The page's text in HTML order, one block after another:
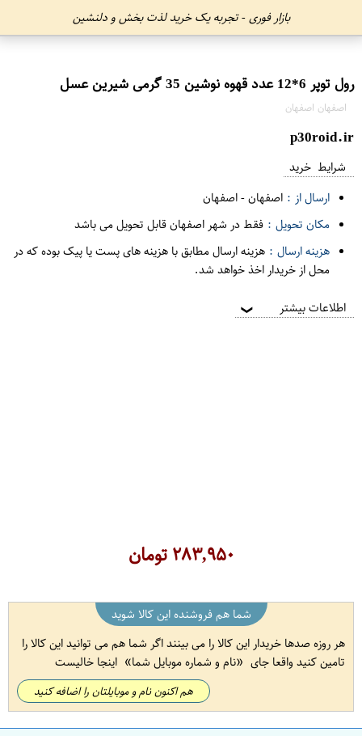
بازار فوری - تجربه یک خرید لذت بخش و دلنشین
رول توپر 6*12 عدد قهوه نوشین 35 گرمی شیرین عسل
اصفهان اصفهان
p30roid.ir
شرایط خرید
ارسال از : اصفهان-اصفهان
مکان تحویل : فقط در شهر اصفهان قابل تحویل می باشد
هزینه ارسال : هزینه ارسال مطابق با هزینه های پست یا پیک بوده که در
محل از خریدار اخذ خواهد شد.
اطلاعات بیشتر ❯
۲۸۳,۹۵۰تومان
شما هم فروشنده این کالا شوید
هر روزه صدها خریدار این کالا را می بینند اگر شما هم می توانید این کالا را
تامین کنید واقعا جای
نام و شماره موبایل شما اینجا خالیست
هم اکنون نام و موبایلتان را اضافه کنید